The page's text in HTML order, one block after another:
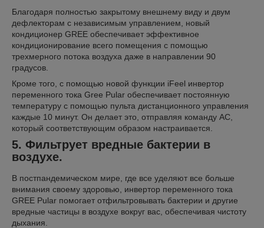
Благодаря полностью закрытому внешнему виду и двум
дефлекторам с независимым управлением, новый
кондиционер GREE обеспечивает эффективное
кондиционирование всего помещения с помощью
трехмерного потока воздуха даже в направлении 90
градусов.
Кроме того, с помощью новой функции iFeel инвертор
переменного тока Gree Pular обеспечивает постоянную
температуру с помощью пульта дистанционного управления
каждые 10 минут. Он делает это, отправляя команду AC,
который соответствующим образом настраивается.
5. Фильтрует вредные бактерии в
воздухе.
В постпандемическом мире, где все уделяют все больше
внимания своему здоровью, инвертор переменного тока
GREE Pular помогает отфильтровывать бактерии и другие
вредные частицы в воздухе вокруг вас, обеспечивая чистоту
дыхания.